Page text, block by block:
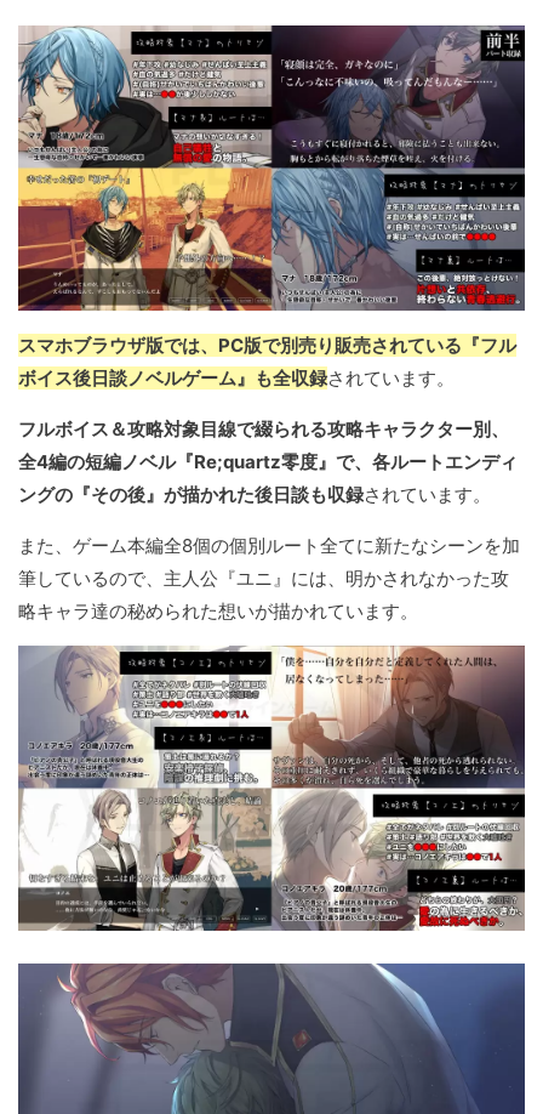
スマホブラウザ版では、PC版で別売り販売されている『フル
ボイス後日談ノベルゲーム』も全収録されています。
フルボイス＆攻略対象目線で綴られる攻略キャラクター別、
全4編の短編ノベル『Re;quartz零度』で、各ルートエンディ
ングの『その後』が描かれた後日談も収録されています。
また、ゲーム本編全8個の個別ルート全てに新たなシーンを加
筆しているので、主人公『ユニ』には、明かされなかった攻
略キャラ達の秘められた想いが描かれています。